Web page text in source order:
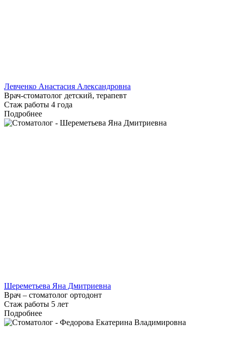
Левченко Анастасия Александровна
Врач-стоматолог детский, терапевт
Стаж работы 4 года
Подробнее
Шереметьева Яна Дмитриевна
Врач – стоматолог ортодонт
Стаж работы 5 лет
Подробнее